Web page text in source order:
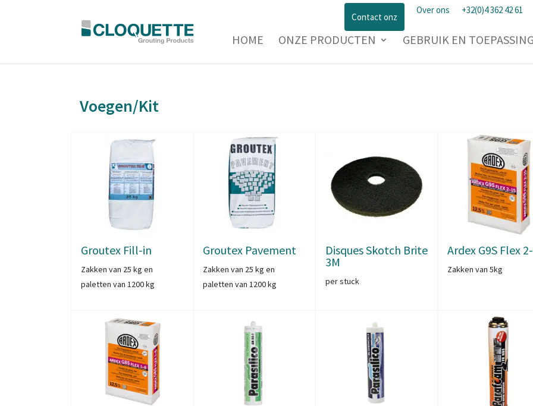
Contact onz
Over ons +32(0)4 362 42 61
HOME ONZE PRODUCTEN GEBRUIK EN
Voegen/Kit
Groutex Fill-in
Zakken van 25 kg en
paletten van 1200 kg
Groutex Pavement
Zakken van 25 kg en
paletten van 1200 kg
Disques Skotch Brite
3M
per stuck
Ardex G9S Flex
Zakken van 5kg